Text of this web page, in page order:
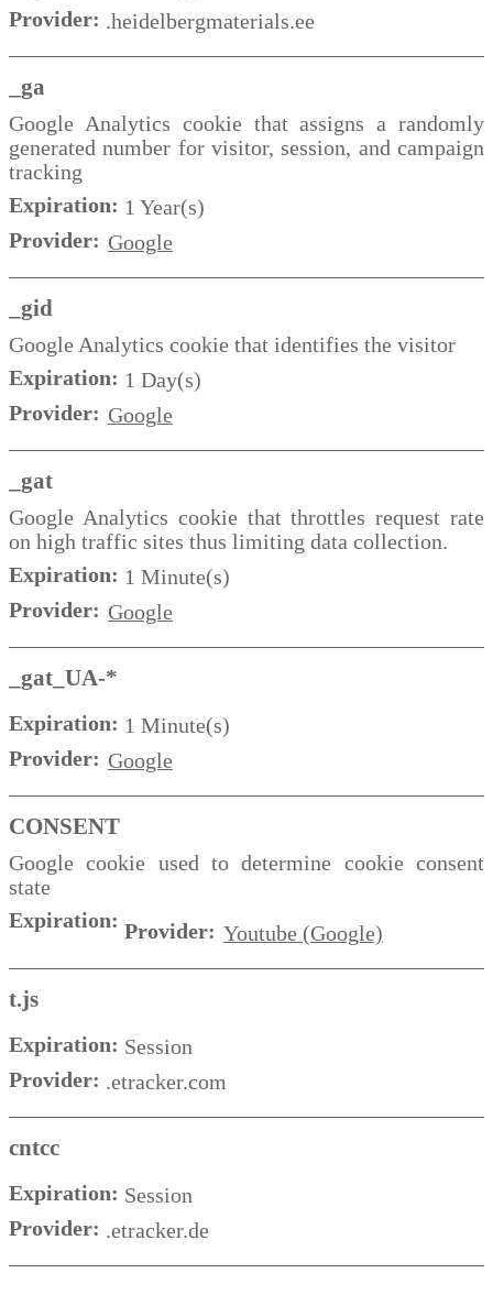
Provider: .heidelbergmaterials.ee
_ga
Google Analytics cookie that assigns a randomly
generated number for visitor, session, and campaign
tracking
Expiration: 1 Year(s)
Provider: Google
_gid
Google Analytics cookie that identifies the visitor
Expiration: 1 Day(s)
Provider: Google
_gat
Google Analytics cookie that throttles request rate
on high traffic sites thus limiting data collection.
Expiration: 1 Minute(s)
Provider: Google
_gat_UA-*
Expiration: 1 Minute(s)
Provider: Google
CONSENT
Google cookie used to determine cookie consent
state
Expiration: Provider: Youtube (Google)
t.js
Expiration: Session
Provider: .etracker.com
cntcc
Expiration: Session
Provider: .etracker.de